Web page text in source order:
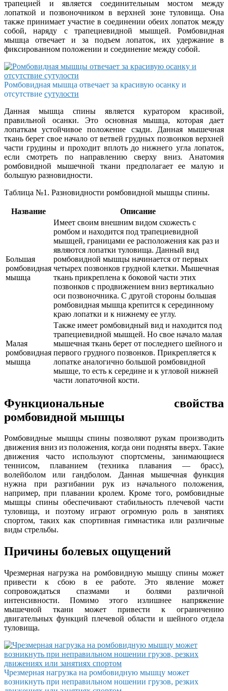
трапецией и является соединительным мостом между
лопаткой и позвоночником в верхней зоне туловища. Она
также принимает участие в соединении обеих лопаток между
собой, наряду с трапециевидной мышцей. Ромбовидная
мышца отвечает и за подъем лопаток, их удержание в
фиксированном положении и соединение между собой.
Ромбовидная мышца отвечает за красивую осанку и
отсутствие сутулости
Данная мышца спины является куратором красивой,
правильной осанки. Это основная мышца, которая дает
лопаткам устойчивое положение сзади. Данная мышечная
ткань берет свое начало от ветвей грудных позвонков верхней
части грудины и проходит вплоть до нижнего угла лопаток,
если смотреть по направлению сверху вниз. Анатомия
ромбовидной мышечной ткани предполагает ее малую и
большую разновидности.
Таблица №1. Разновидности ромбовидной мышцы спины.
Название Описание
Большая
ромбовидная
мышца
Имеет своим внешним видом схожесть с
ромбом и находится под трапециевидной
мышцей, границами ее расположения как раз и
являются лопатки туловища. Данный вид
ромбовидной мышцы начинается от первых
четырех позвонков грудной клетки. Мышечная
ткань прикреплена к боковой части этих
позвонков с продвижением вниз вертикально
оси позвоночника. С другой стороны большая
ромбовидная мышца крепится к серединному
краю лопатки и к нижнему ее углу.
Малая
ромбовидная
мышца
Также имеет ромбовидный вид и находится под
трапециевидной мышцей. Но свое начало малая
мышечная ткань берет от последнего шейного и
первого грудного позвонков. Прикрепляется к
лопатке аналогично большой ромбовидной
мышце, то есть к середине и к угловой нижней
части лопаточной кости.
Функциональные свойства
ромбовидной мышцы
Ромбовидные мышцы спины позволяют рукам производить
движения вниз из положения, когда они подняты вверх. Такие
движения часто используют спортсмены, занимающиеся
теннисом, плаванием (техника плавания — брасс),
волейболом или гандболом. Данная мышечная функция
нужна при разгибании рук из начального положения,
например, при плавании кролем. Кроме того, ромбовидные
мышцы спины обеспечивают стабильность плечевой части
туловища, и поэтому играют огромную роль в занятиях
спортом, таких как спортивная гимнастика или различные
виды стрельбы.
Причины болевых ощущений
Чрезмерная нагрузка на ромбовидную мышцу спины может
привести к сбою в ее работе. Это явление может
сопровождаться спазмами и болями различной
интенсивности. Помимо этого излишнее напряжение
мышечной ткани может привести к ограничению
двигательных функций плечевой области и шейного отдела
туловища.
Чрезмерная нагрузка на ромбовидную мышцу может
возникнуть при неправильном ношении грузов, резких